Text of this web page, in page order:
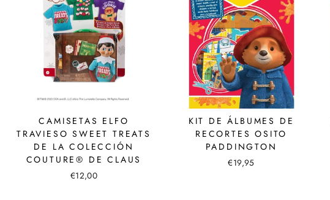
CAMISETAS ELFO
TRAVIESO SWEET TREATS
DE LA COLECCIÓN
COUTURE® DE CLAUS
€12,00
KIT DE ÁLBUMES DE
RECORTES OSITO
PADDINGTON
€19,95